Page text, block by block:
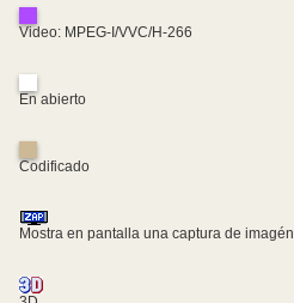
Video: MPEG-I/VVC/H-266
En abierto
Codificado
Mostra en pantalla una captura de imagén